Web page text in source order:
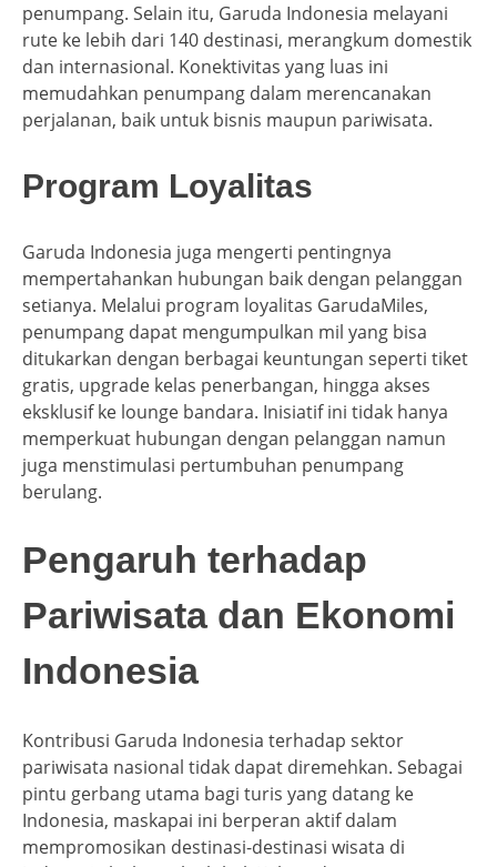
penumpang. Selain itu, Garuda Indonesia melayani
rute ke lebih dari 140 destinasi, merangkum domestik
dan internasional. Konektivitas yang luas ini
memudahkan penumpang dalam merencanakan
perjalanan, baik untuk bisnis maupun pariwisata.
Program Loyalitas
Garuda Indonesia juga mengerti pentingnya
mempertahankan hubungan baik dengan pelanggan
setianya. Melalui program loyalitas GarudaMiles,
penumpang dapat mengumpulkan mil yang bisa
ditukarkan dengan berbagai keuntungan seperti tiket
gratis, upgrade kelas penerbangan, hingga akses
eksklusif ke lounge bandara. Inisiatif ini tidak hanya
memperkuat hubungan dengan pelanggan namun
juga menstimulasi pertumbuhan penumpang
berulang.
Pengaruh terhadap
Pariwisata dan Ekonomi
Indonesia
Kontribusi Garuda Indonesia terhadap sektor
pariwisata nasional tidak dapat diremehkan. Sebagai
pintu gerbang utama bagi turis yang datang ke
Indonesia, maskapai ini berperan aktif dalam
mempromosikan destinasi-destinasi wisata di